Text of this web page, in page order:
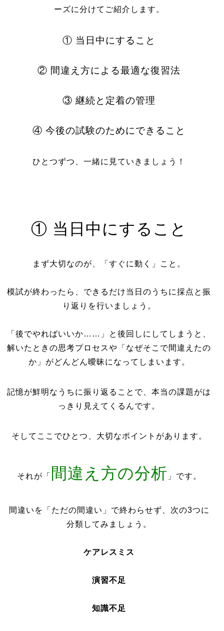
ーズに分けてご紹介します。
① 当日中にすること
② 間違え方による最適な復習法
③ 継続と定着の管理
④ 今後の試験のためにできること
ひとつずつ、一緒に見ていきましょう！
① 当日中にすること
まず大切なのが、「すぐに動く」こと。
模試が終わったら、できるだけ当日のうちに採点と振
り返りを行いましょう。
「後でやればいいか……」と後回しにしてしまうと、
解いたときの思考プロセスや「なぜそこで間違えたの
か」がどんどん曖昧になってしまいます。
記憶が鮮明なうちに振り返ることで、本当の課題がは
っきり見えてくるんです。
そしてここでひとつ、大切なポイントがあります。
それが「 間違え方の分析 」です。
間違いを「ただの間違い」で終わらせず、次の3つに
分類してみましょう。
ケアレスミス
演習不足
知識不足